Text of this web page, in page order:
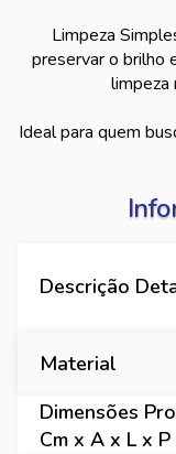
Limpeza
preservar o brilho
limpeza
Ideal para quem
Descrição
Material
Dimensões
Cm x A x L x P